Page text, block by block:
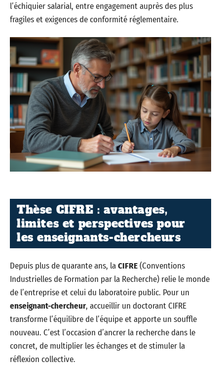
l’échiquier salarial, entre engagement auprès des plus
fragiles et exigences de conformité réglementaire.
Thèse CIFRE : avantages,
limites et perspectives pour
les enseignants-chercheurs
Depuis plus de quarante ans, laCIFRE(Conventions
Industrielles de Formation par la Recherche) relie le monde
de l’entreprise et celui du laboratoire public. Pour un
enseignant-chercheur, accueillir un doctorant CIFRE
transforme l’équilibre de l’équipe et apporte un souffle
nouveau. C’est l’occasion d’ancrer la recherche dans le
concret, de multiplier les échanges et de stimuler la
réflexion collective.